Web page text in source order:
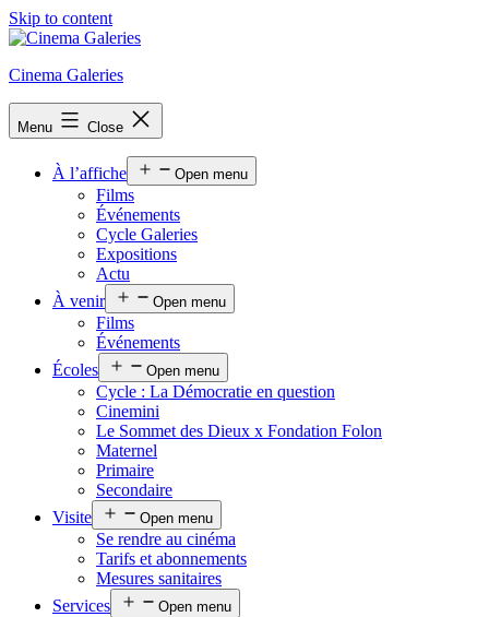
Skip to content
Cinema Galeries
Menu Close
À l’affiche Open menu
Films
Événements
Cycle Galeries
Expositions
Actu
À venir
Open menu
Films
Événements
Écoles
Open menu
Cycle : La Démocratie en question
Cinemini
Le Sommet des Dieux x Fondation Folon
Maternel
Primaire
Secondaire
Visite
Open menu
Se rendre au cinéma
Tarifs et abonnements
Mesures sanitaires
Services
Open menu